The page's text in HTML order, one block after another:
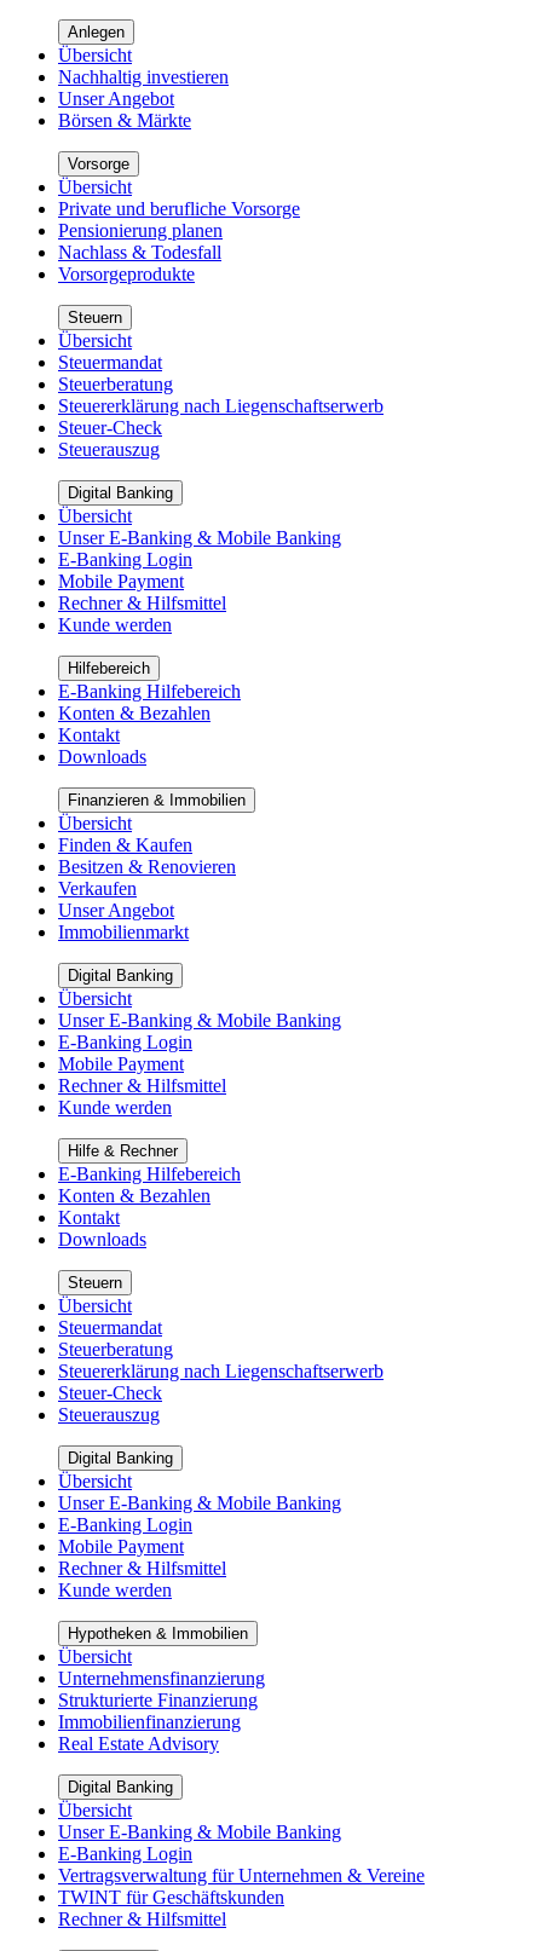
Anlegen
Übersicht
Nachhaltig investieren
Unser Angebot
Börsen & Märkte
Vorsorge
Übersicht
Private und berufliche Vorsorge
Pensionierung planen
Nachlass & Todesfall
Vorsorgeprodukte
Steuern
Übersicht
Steuermandat
Steuerberatung
Steuererklärung nach Liegenschaftserwerb
Steuer-Check
Steuerauszug
Digital Banking
Übersicht
Unser E-Banking & Mobile Banking
E-Banking Login
Mobile Payment
Rechner & Hilfsmittel
Kunde werden
Hilfebereich
E-Banking Hilfebereich
Konten & Bezahlen
Kontakt
Downloads
Finanzieren & Immobilien
Übersicht
Finden & Kaufen
Besitzen & Renovieren
Verkaufen
Unser Angebot
Immobilienmarkt
Digital Banking
Übersicht
Unser E-Banking & Mobile Banking
E-Banking Login
Mobile Payment
Rechner & Hilfsmittel
Kunde werden
Hilfe & Rechner
E-Banking Hilfebereich
Konten & Bezahlen
Kontakt
Downloads
Steuern
Übersicht
Steuermandat
Steuerberatung
Steuererklärung nach Liegenschaftserwerb
Steuer-Check
Steuerauszug
Digital Banking
Übersicht
Unser E-Banking & Mobile Banking
E-Banking Login
Mobile Payment
Rechner & Hilfsmittel
Kunde werden
Hypotheken & Immobilien
Übersicht
Unternehmensfinanzierung
Strukturierte Finanzierung
Immobilienfinanzierung
Real Estate Advisory
Digital Banking
Übersicht
Unser E-Banking & Mobile Banking
E-Banking Login
Vertragsverwaltung für Unternehmen & Vereine
TWINT für Geschäftskunden
Rechner & Hilfsmittel